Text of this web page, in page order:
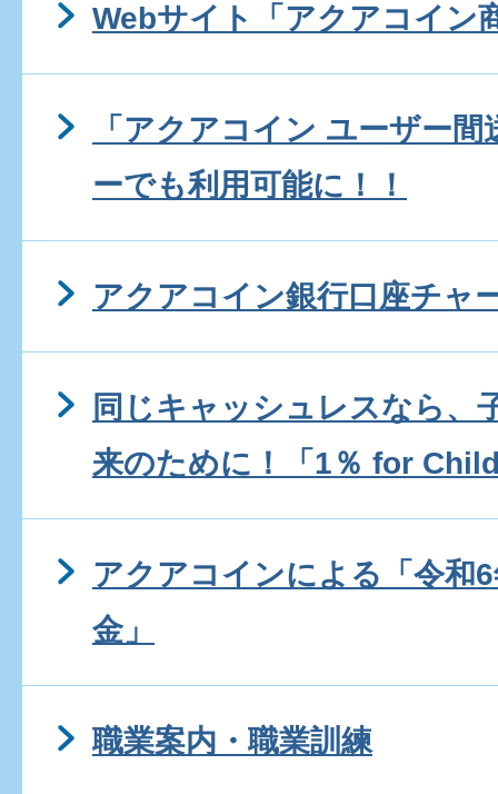
Webサイト「アクアコイン
「アクアコイン ユーザー
ーでも利用可能に！！
アクアコイン銀行口座チャ
同じキャッシュレスなら、
来のために！「1％ for
アクアコインによる「令和
金」
職業案内・職業訓練